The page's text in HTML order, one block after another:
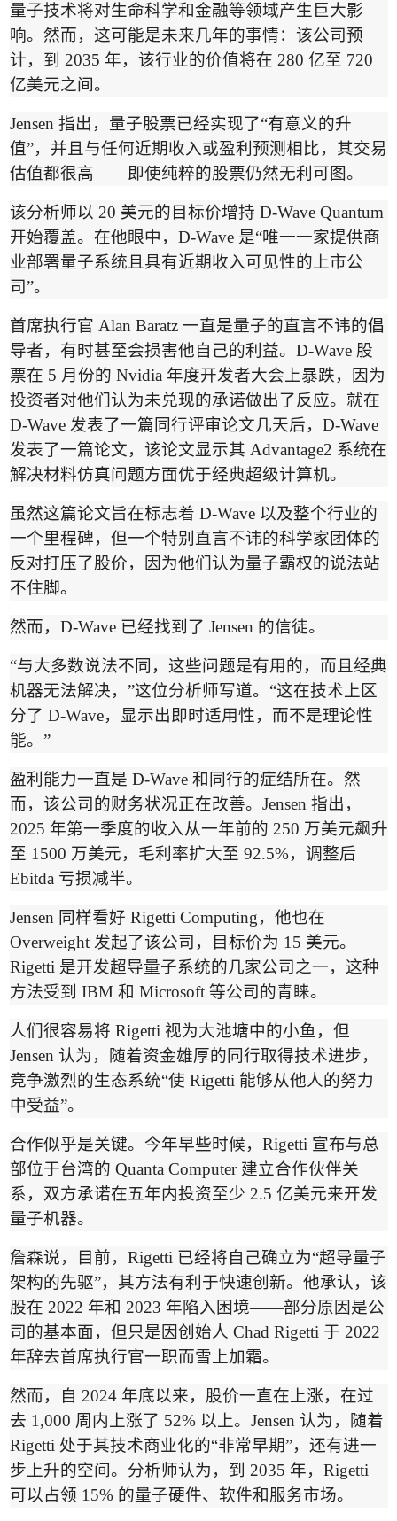
量子技术将对生命科学和金融等领域产生巨大影
响。然而，这可能是未来几年的事情：该公司预
计，到 2035 年，该行业的价值将在 280 亿至 720
亿美元之间。
Jensen 指出，量子股票已经实现了“有意义的升
值”，并且与任何近期收入或盈利预测相比，其交易
估值都很高——即使纯粹的股票仍然无利可图。
该分析师以 20 美元的目标价增持 D-Wave Quantum
开始覆盖。在他眼中， D-Wave 是“唯一一家提供商
业部署量子系统且具有近期收入可见性的上市公
司”。
首席执行官 Alan Baratz 一直是量子的直言不讳的倡
导者，有时甚至会损害他自己的利益。 D-Wave 股
票在 5 月份的 Nvidia 年度开发者大会上暴跌，因为
投资者对他们认为未兑现的承诺做出了反应。就在
D-Wave 发表了一篇同行评审论文几天后， D-Wave
发表了一篇论文，该论文显示其 Advantage2 系统在
解决材料仿真问题方面优于经典超级计算机。
虽然这篇论文旨在标志着 D-Wave 以及整个行业的
一个里程碑，但一个特别直言不讳的科学家团体的
反对打压了股价，因为他们认为量子霸权的说法站
不住脚。
然而， D-Wave 已经找到了 Jensen 的信徒。
“与大多数说法不同，这些问题是有用的，而且经典
机器无法解决， ”这位分析师写道。 “这在技术上区
分了 D-Wave，显示出即时适用性，而不是理论性
能。 ”
盈利能力一直是 D-Wave 和同行的症结所在。然
而，该公司的财务状况正在改善。 Jensen 指出，
2025 年第一季度的收入从一年前的 250 万美元飙升
至 1500 万美元，毛利率扩大至 92.5%，调整后
Ebitda 亏损减半。
Jensen 同样看好 Rigetti Computing，他也在
Overweight 发起了该公司，目标价为 15 美元。
Rigetti 是开发超导量子系统的几家公司之一，这种
方法受到 IBM 和 Microsoft 等公司的青睐。
人们很容易将 Rigetti 视为大池塘中的小鱼，但
Jensen 认为，随着资金雄厚的同行取得技术进步，
竞争激烈的生态系统“使 Rigetti 能够从他人的努力
中受益”。
合作似乎是关键。今年早些时候， Rigetti 宣布与总
部位于台湾的 Quanta Computer 建立合作伙伴关
系，双方承诺在五年内投资至少 2.5 亿美元来开发
量子机器。
詹森说，目前， Rigetti 已经将自己确立为“超导量子
架构的先驱”，其方法有利于快速创新。他承认，该
股在 2022 年和 2023 年陷入困境——部分原因是公
司的基本面，但只是因创始人 Chad Rigetti 于 2022
年辞去首席执行官一职而雪上加霜。
然而，自 2024 年底以来，股价一直在上涨，在过
去 1,000 周内上涨了 52% 以上。 Jensen 认为，随着
Rigetti 处于其技术商业化的“非常早期”，还有进一
步上升的空间。分析师认为，到 2035 年， Rigetti
可以占领 15% 的量子硬件、软件和服务市场。